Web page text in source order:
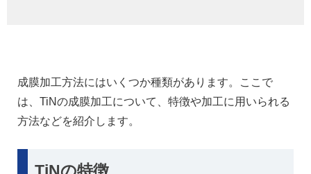
成膜加工方法にはいくつか種類があります。ここで
は、TiNの成膜加工について、特徴や加工に用いられる
方法などを紹介します。